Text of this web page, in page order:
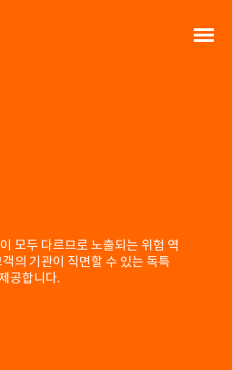
모두 다르므로 노출되는 위험 역
의 기관이 직면할 수 있는 독특
공합니다.